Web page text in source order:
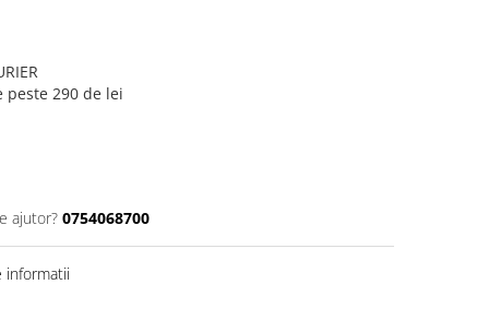
peste 290 de lei
ajutor? 0754068700
informatii